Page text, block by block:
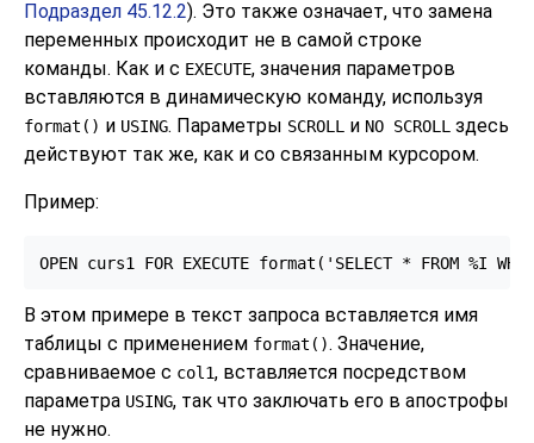
Подраздел 45.12.2). Это также означает, что замена
переменных происходит не в самой строке
команды. Как и с EXECUTE, значения параметров
вставляются в динамическую команду, используя
format() и USING. Параметры SCROLL и NO SCROLL здесь
действуют так же, как и со связанным курсором.
Пример:
OPEN curs1 FOR EXECUTE format('SELECT * FROM %I
В этом примере в текст запроса вставляется имя
таблицы с применением format(). Значение,
сравниваемое с col1, вставляется посредством
параметра USING, так что заключать его в апострофы
не нужно.